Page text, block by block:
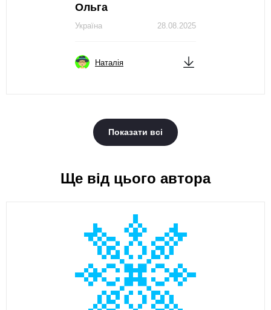
Ольга
28.08.2025
Україна
Наталія
Показати всі
Ще від цього автора